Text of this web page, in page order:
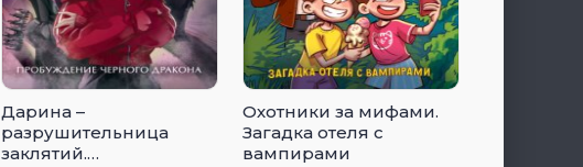
Дарина –
разрушительница
заклятий.
Охотники за мифами.
Загадка отеля с
вампирами